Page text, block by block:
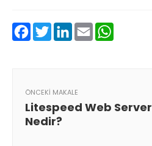
Facebook
Twitter
LinkedIn
Email
ÖNCEKI MAKALE
Litespeed Web Server
Nedir?